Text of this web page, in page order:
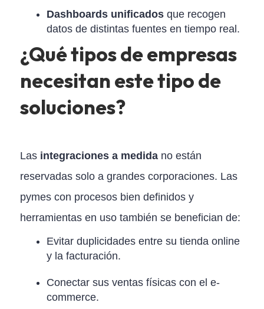
Dashboards unificadosque recogen
datos de distintas fuentes en tiempo real.
¿Qué tipos de empresas
necesitan este tipo de
soluciones?
Las integraciones a medidano están
reservadas solo a grandes corporaciones. Las
pymes con procesos bien definidos y
herramientas en uso también se benefician de:
Evitar duplicidades entre su tienda online
y la facturación.
Conectar sus ventas físicas con el e-
commerce.